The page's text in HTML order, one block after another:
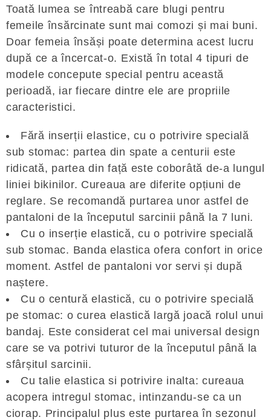
Toată lumea se întreabă care blugi pentru
femeile însărcinate sunt mai comozi și mai buni.
Doar femeia însăși poate determina acest lucru
după ce a încercat-o. Există în total 4 tipuri de
modele concepute special pentru această
perioadă, iar fiecare dintre ele are propriile
caracteristici.
Fără inserții elastice, cu o potrivire specială
sub stomac: partea din spate a centurii este
ridicată, partea din față este coborâtă de-a lungul
liniei bikinilor. Cureaua are diferite opțiuni de
reglare. Se recomandă purtarea unor astfel de
pantaloni de la începutul sarcinii până la 7 luni.
Cu o inserție elastică, cu o potrivire specială
sub stomac. Banda elastica ofera confort in orice
moment. Astfel de pantaloni vor servi și după
naștere.
Cu o centură elastică, cu o potrivire specială
pe stomac: o curea elastică largă joacă rolul unui
bandaj. Este considerat cel mai universal design
care se va potrivi tuturor de la începutul până la
sfârșitul sarcinii.
Cu talie elastica si potrivire inalta: cureaua
acopera intregul stomac, intinzandu-se ca un
ciorap. Principalul plus este purtarea în sezonul